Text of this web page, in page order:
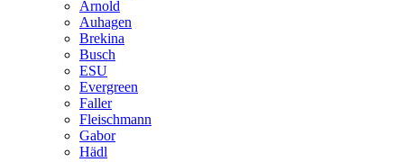
Arnold
Auhagen
Brekina
Busch
ESU
Evergreen
Faller
Fleischmann
Gabor
Hädl